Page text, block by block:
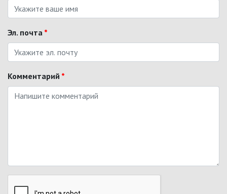
Эл. почта *
Комментарий *